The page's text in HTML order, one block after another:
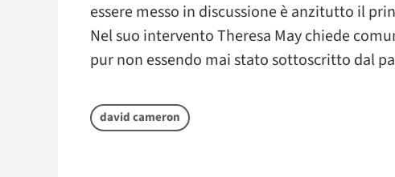
essere messo in discussione è anzitutto il
Nel suo intervento Theresa May chiede
pur non essendo mai stato sottoscritto dal
david cameron